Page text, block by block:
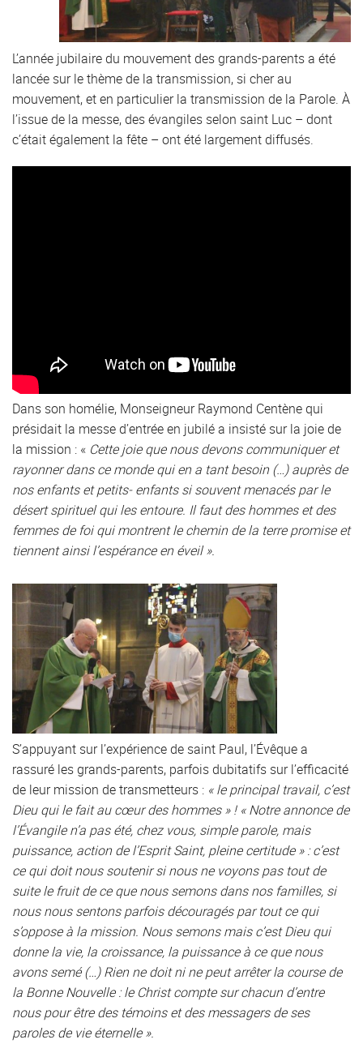
L’année jubilaire du mouvement des grands-parents a été
lancée sur le thème de la transmission, si cher au
mouvement, et en particulier la transmission de la Parole. À
l’issue de la messe, des évangiles selon saint Luc – dont
c’était également la fête – ont été largement diffusés.
Dans son homélie, Monseigneur Raymond Centène qui
présidait la messe d’entrée en jubilé a insisté sur la joie de
la mission : « Cette joie que nous devons communiquer et
rayonner dans ce monde qui en a tant besoin (…) auprès de
nos enfants et petits- enfants si souvent menacés par le
désert spirituel qui les entoure. Il faut des hommes et des
femmes de foi qui montrent le chemin de la terre promise et
tiennent ainsi l’espérance en éveil ».
S’appuyant sur l’expérience de saint Paul, l’Évêque a
rassuré les grands-parents, parfois dubitatifs sur l’efficacité
de leur mission de transmetteurs : « le principal travail, c’est
Dieu qui le fait au cœur des hommes » ! « Notre annonce de
l’Évangile n’a pas été, chez vous, simple parole, mais
puissance, action de l’Esprit Saint, pleine certitude » : c’est
ce qui doit nous soutenir si nous ne voyons pas tout de
suite le fruit de ce que nous semons dans nos familles, si
nous nous sentons parfois découragés par tout ce qui
s’oppose à la mission. Nous semons mais c’est Dieu qui
donne la vie, la croissance, la puissance à ce que nous
avons semé (…) Rien ne doit ni ne peut arrêter la course de
la Bonne Nouvelle : le Christ compte sur chacun d’entre
nous pour être des témoins et des messagers de ses
paroles de vie éternelle ».